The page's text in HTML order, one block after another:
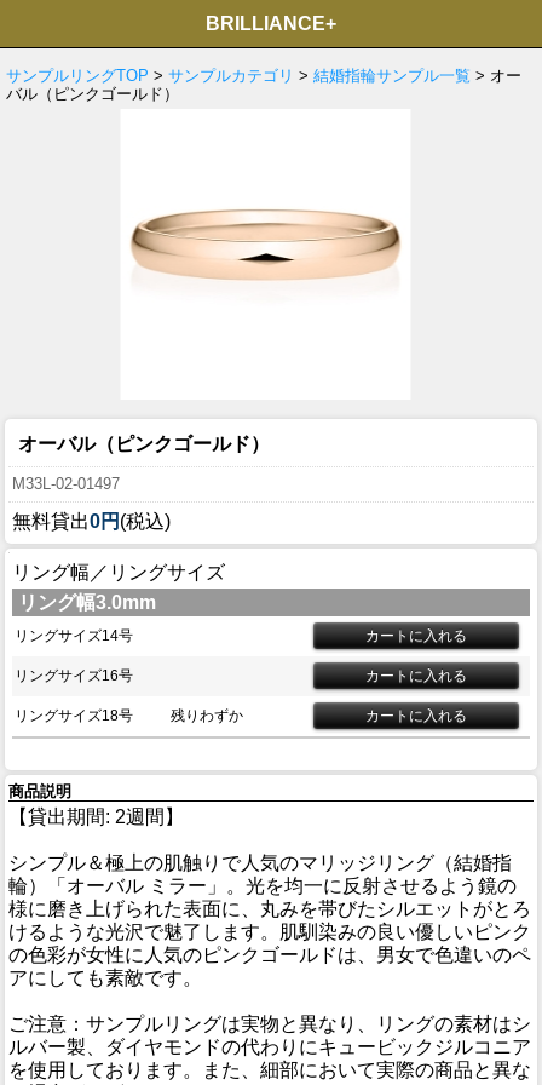
BRILLIANCE+
サンプルリングTOP > サンプルカテゴリ > 結婚指輪サンプル一覧 > オー
バル（ピンクゴールド）
オーバル（ピンクゴールド）
M33L-02-01497
無料貸出0円 (税込)
リング幅／リングサイズ
リング幅3.0mm
リングサイズ14号
リングサイズ16号
リングサイズ18号 残りわずか
商品説明
【貸出期間: 2週間】
シンプル＆極上の肌触りで人気のマリッジリング（結婚指
輪）「オーバル ミラー」。光を均一に反射させるよう鏡の
様に磨き上げられた表面に、丸みを帯びたシルエットがとろ
けるような光沢で魅了します。肌馴染みの良い優しいピンク
の色彩が女性に人気のピンクゴールドは、男女で色違いのペ
アにしても素敵です。
ご注意：サンプルリングは実物と異なり、リングの素材はシ
ルバー製、ダイヤモンドの代わりにキュービックジルコニア
を使用しております。また、細部において実際の商品と異な